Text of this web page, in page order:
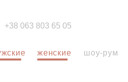
+38 063 803 65 05
женские шоу-рум